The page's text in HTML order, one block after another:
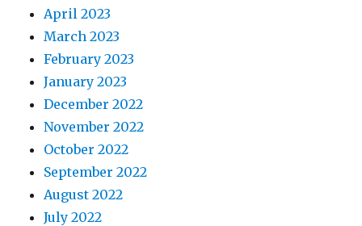
April 2023
March 2023
February 2023
January 2023
December 2022
November 2022
October 2022
September 2022
August 2022
July 2022